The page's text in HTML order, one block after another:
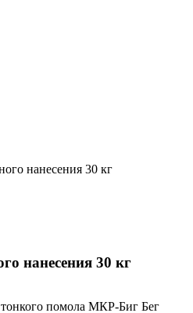
нанесения 30 кг